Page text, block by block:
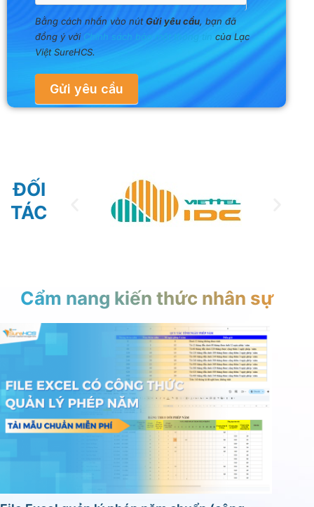
Bằng cách nhấn vào nútGửi yêu cầu, bạn đã
đồng ý với Chính sách bảo mật thông tin
của Lạc
Việt SureHCS.
Gửi yêu cầu
ĐỐI
TÁC
Cẩm nang kiến thức nhân sự